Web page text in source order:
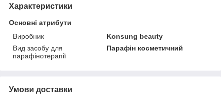
Характеристики
Основні атрибути
Виробник
Konsung beauty
Вид засобу для
парафінотерапії
Парафін косметичний
Умови доставки